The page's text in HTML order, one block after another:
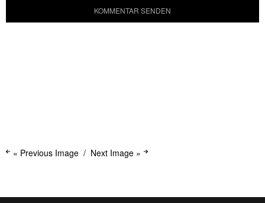
« Previous Image Next Image »